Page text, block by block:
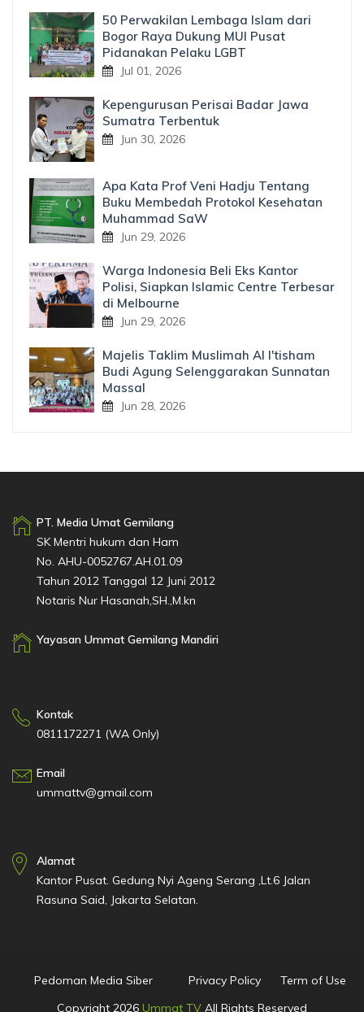
50 Perwakilan Lembaga Islam dari
Bogor Raya Dukung MUI Pusat
Pidanakan Pelaku LGBT
Jul 01, 2026
Kepengurusan Perisai Badar Jawa
Sumatra Terbentuk
Jun 30, 2026
Apa Kata Prof Veni Hadju Tentang
Buku Membedah Protokol Kesehatan
Muhammad SaW
Jun 29, 2026
Warga Indonesia Beli Eks Kantor
Polisi, Siapkan Islamic Centre Terbesar
di Melbourne
Jun 29, 2026
Majelis Taklim Muslimah Al I'tisham
Budi Agung Selenggarakan Sunnatan
Massal
Jun 28, 2026
PT. Media Umat Gemilang
SK Mentri hukum dan Ham
No. AHU-0052767.AH.01.09
Tahun 2012 Tanggal 12 Juni 2012
Notaris Nur Hasanah,SH.,M.kn
Yayasan Ummat Gemilang Mandiri
Kontak
0811172271 (WA Only)
Email
ummattv@gmail.com
Alamat
Kantor Pusat. Gedung Nyi Ageng Serang ,Lt.6 Jalan
Rasuna Said, Jakarta Selatan.
Pedoman Media Siber Privacy Policy
Term of Use
Copyright 2026 Ummat TV All Rights Reserved